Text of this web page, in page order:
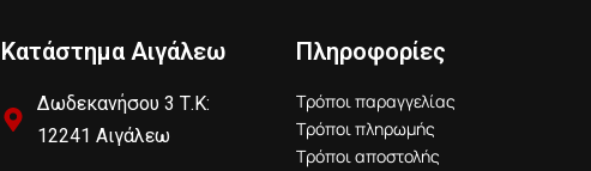
Κατάστημα Αιγάλεω
Δωδεκανήσου 3 Τ.Κ:
12241 Αιγάλεω
Πληροφορίες
Τρόποι παραγγελίας
Τρόποι πληρωμής
Τρόποι αποστολής